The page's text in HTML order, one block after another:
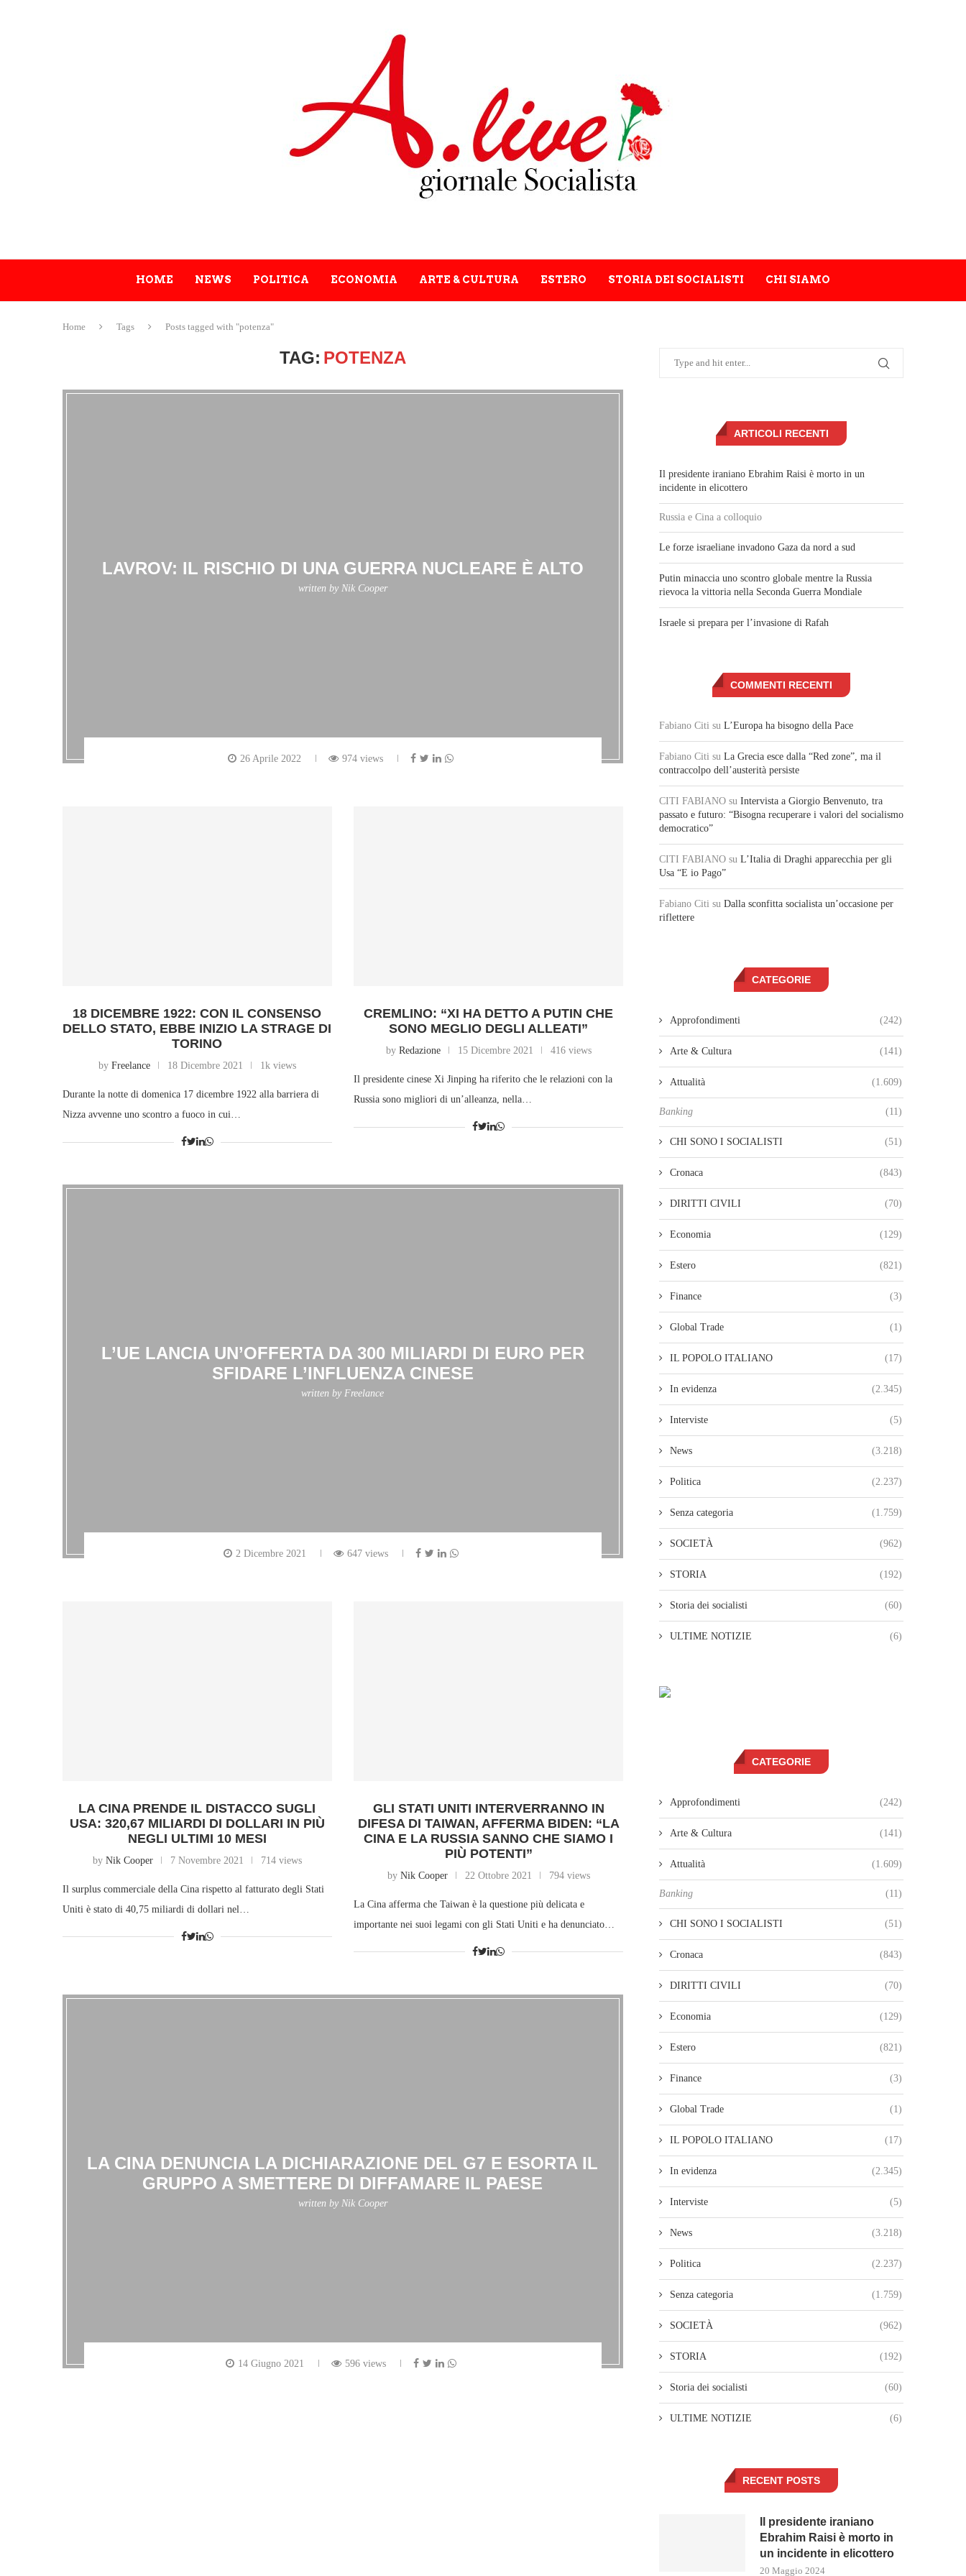
HOME NEWS POLITICA ECONOMIA ARTE & CULTURA ESTERO STORIA DEI SOCIALISTI CHI SIAMO
Home Tags Posts tagged with "potenza"
TAG: POTENZA
LAVROV: IL RISCHIO DI UNA GUERRA NUCLEARE È ALTO
written by Nik Cooper
26 Aprile 2022 974 views
18 DICEMBRE 1922: CON IL CONSENSO
DELLO STATO, EBBE INIZIO LA STRAGE DI
TORINO
by Freelance 18 Dicembre 2021 1k views
Durante la notte di domenica 17 dicembre 1922 alla barriera di
Nizza avvenne uno scontro a fuoco in cui…
CREMLINO: “XI HA DETTO A PUTIN CHE
SONO MEGLIO DEGLI ALLEATI”
by Redazione 15 Dicembre 2021 416 views
Il presidente cinese Xi Jinping ha riferito che le relazioni con la
Russia sono migliori di un’alleanza, nella…
L’UE LANCIA UN’OFFERTA DA 300 MILIARDI DI EURO PER
SFIDARE L’INFLUENZA CINESE
written by Freelance
2 Dicembre 2021 647 views
LA CINA PRENDE IL DISTACCO SUGLI
USA: 320,67 MILIARDI DI DOLLARI IN PIÙ
NEGLI ULTIMI 10 MESI
by Nik Cooper 7 Novembre 2021 714 views
Il surplus commerciale della Cina rispetto al fatturato degli Stati
Uniti è stato di 40,75 miliardi di dollari nel…
GLI STATI UNITI INTERVERRANNO IN
DIFESA DI TAIWAN, AFFERMA BIDEN: “LA
CINA E LA RUSSIA SANNO CHE SIAMO I
PIÙ POTENTI”
by Nik Cooper 22 Ottobre 2021 794 views
La Cina afferma che Taiwan è la questione più delicata e
importante nei suoi legami con gli Stati Uniti e ha denunciato…
LA CINA DENUNCIA LA DICHIARAZIONE DEL G7 E ESORTA IL
GRUPPO A SMETTERE DI DIFFAMARE IL PAESE
written by Nik Cooper
14 Giugno 2021 596 views
ARTICOLI RECENTI
Il presidente iraniano Ebrahim Raisi è morto in un
incidente in elicottero
Russia e Cina a colloquio
Le forze israeliane invadono Gaza da nord a sud
Putin minaccia uno scontro globale mentre la Russia
rievoca la vittoria nella Seconda Guerra Mondiale
Israele si prepara per l’invasione di Rafah
COMMENTI RECENTI
Fabiano Citi su L’Europa ha bisogno della Pace
Fabiano Citi su La Grecia esce dalla “Red zone”, ma il
contraccolpo dell’austerità persiste
CITI FABIANO su Intervista a Giorgio Benvenuto, tra
passato e futuro: “Bisogna recuperare i valori del socialismo
democratico”
CITI FABIANO su L’Italia di Draghi apparecchia per gli
Usa “E io Pago”
Fabiano Citi su Dalla sconfitta socialista un’occasione per
riflettere
CATEGORIE
Approfondimenti (242)
Arte & Cultura (141)
Attualità (1.609)
Banking (11)
CHI SONO I SOCIALISTI (51)
Cronaca (843)
DIRITTI CIVILI (70)
Economia (129)
Estero (821)
Finance (3)
Global Trade (1)
IL POPOLO ITALIANO (17)
In evidenza (2.345)
Interviste (5)
News (3.218)
Politica (2.237)
Senza categoria (1.759)
SOCIETÀ (962)
STORIA (192)
Storia dei socialisti (60)
ULTIME NOTIZIE (6)
CATEGORIE
Approfondimenti (242)
Arte & Cultura (141)
Attualità (1.609)
Banking (11)
CHI SONO I SOCIALISTI (51)
Cronaca (843)
DIRITTI CIVILI (70)
Economia (129)
Estero (821)
Finance (3)
Global Trade (1)
IL POPOLO ITALIANO (17)
In evidenza (2.345)
Interviste (5)
News (3.218)
Politica (2.237)
Senza categoria (1.759)
SOCIETÀ (962)
STORIA (192)
Storia dei socialisti (60)
ULTIME NOTIZIE (6)
RECENT POSTS
Il presidente iraniano
Ebrahim Raisi è morto in
un incidente in elicottero
20 Maggio 2024